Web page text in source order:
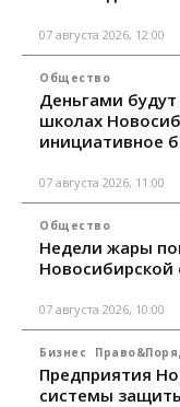
07 августа 2026, 12:00
Общество
Деньгами
школах
инициативное
07 августа 2026, 11:00
Общество
Недели жары
Новосибирской
07 августа 2026, 10:00
Бизнес
Предприятия
системы